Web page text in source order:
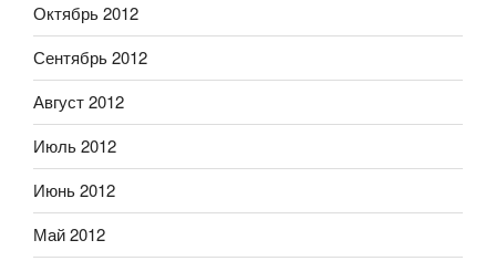
Октябрь 2012
Сентябрь 2012
Август 2012
Июль 2012
Июнь 2012
Май 2012